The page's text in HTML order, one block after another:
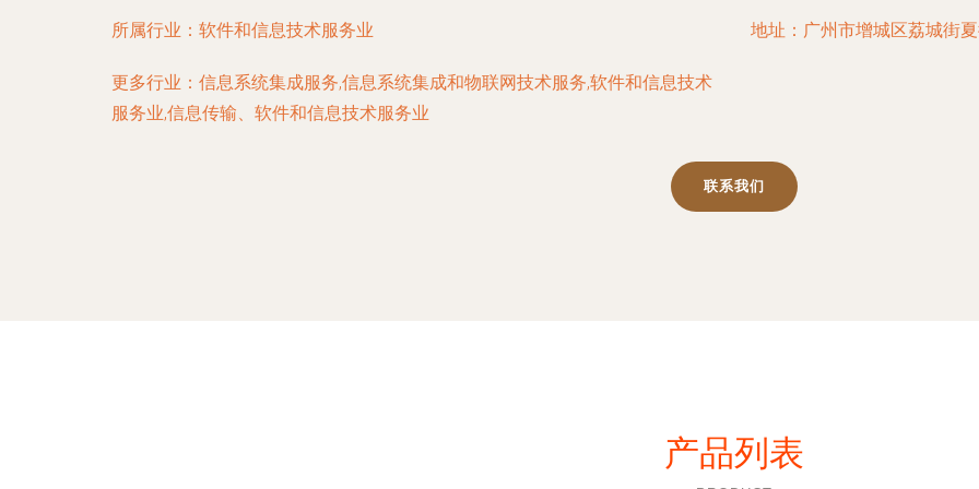
所属行业： 软件和信息技术服务业
更多行业： 信息系统集成服务,信息系统集成和物联网技术服务,软件和信息技术
服务业,信息传输、软件和信息技术服务业
地址：广州市增城区荔城街
联系我们
产品列表